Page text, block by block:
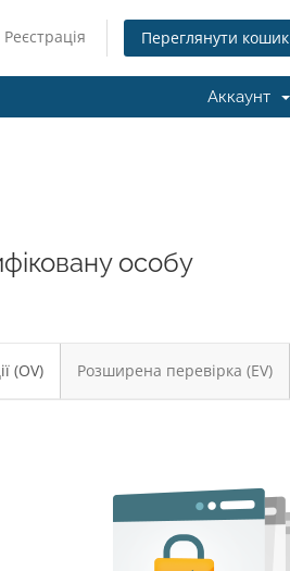
Реєстрація Переглянути кошик
Аккаунт
особу
(OV) Розширена перевірка (EV)